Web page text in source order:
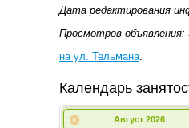
Дата редактирования
Просмотров объявления:
на ул. Тельмана
Календарь
Август 2026